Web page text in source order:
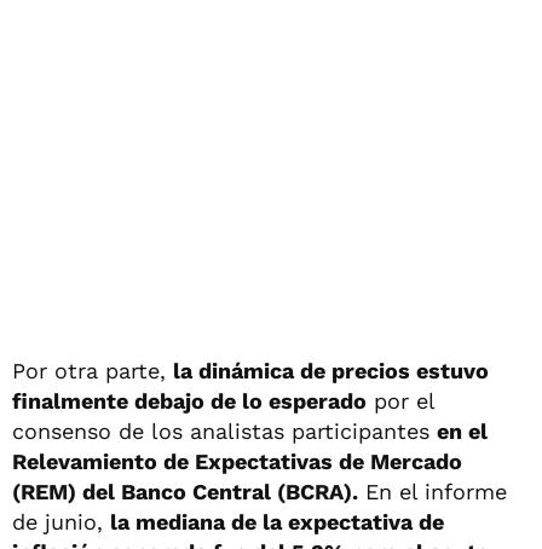
Por otra parte, la dinámica de precios estuvo
finalmente debajo de lo esperado por el
consenso de los analistas participantes en el
Relevamiento de Expectativas de Mercado
(REM) del Banco Central (BCRA). En el informe
de junio, la mediana de la expectativa de